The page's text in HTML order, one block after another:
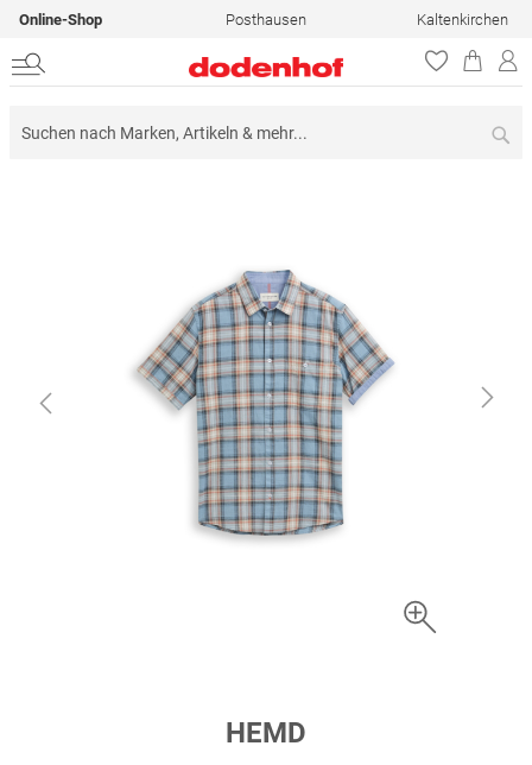
Online-Shop Posthausen Kaltenkirchen
HEMD